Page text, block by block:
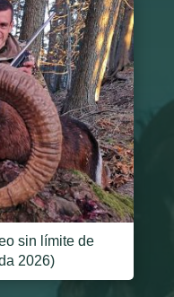
sin límite de
2026)